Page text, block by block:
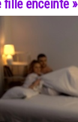
fille enceinte »